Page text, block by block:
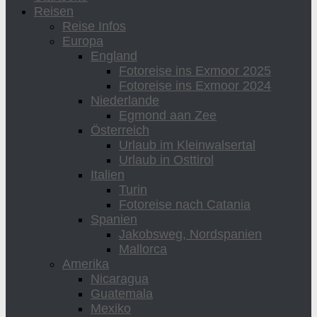
Reisen
Reise Infos
Europa
England
Fotoreise ins Exmoor 2025
Fotoreise ins Exmoor 2024
Niederlande
Egmond aan Zee
Österreich
Urlaub im Kleinwalsertal
Urlaub in Osttirol
Italien
Turin
Fotoreise nach Catania
Spanien
Jakobsweg, Nordspanien
Mallorca
Amerika
Nicaragua
Guatemala
Mexiko